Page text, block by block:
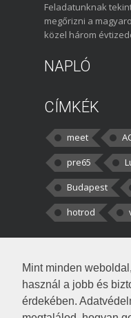
Mint minden
használ a jobb és
érdekében.
Feladatunknak
megőrizni a
közel három
NAPLÓ
CÍMKÉK
meet
pre65
Budapest
hotrod
kortisz:
darabbaal